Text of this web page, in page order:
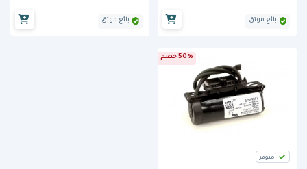
بائع موثق بائع موثق
50% خصم
متوفر